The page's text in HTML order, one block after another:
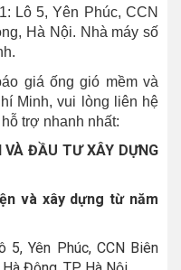
Lô 5, Yên Phúc, CCN
Hà Nội. Nhà máy số
giá ống gió mềm và
Minh, vui lòng liên hệ
trợ nhanh nhất:
VÀ ĐẦU TƯ XÂY DỰNG
và xây dựng từ năm
5, Yên Phúc, CCN Biên